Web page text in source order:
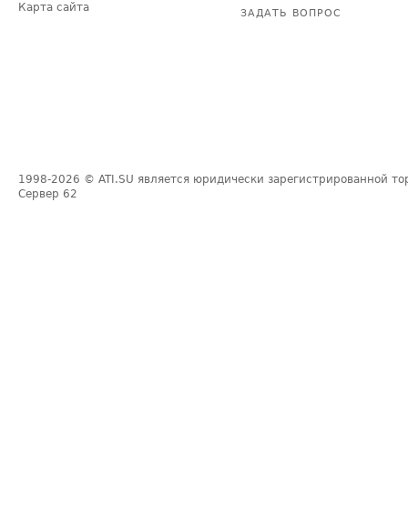
Карта сайта
ЗАДАТЬ ВОПРОС
1998-2026 © ATI.SU является юридически зарегистрированной
Сервер 62